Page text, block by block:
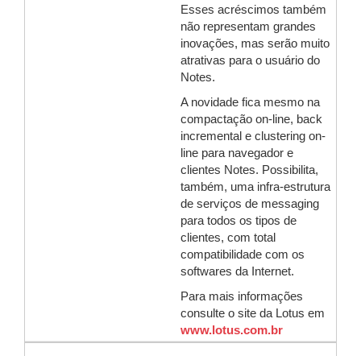
Esses acréscimos também
não representam grandes
inovações, mas serão muito
atrativas para o usuário do
Notes.
A novidade fica mesmo na
compactação on-line, back
incremental e clustering on-
line para navegador e
clientes Notes. Possibilita,
também, uma infra-estrutura
de serviços de messaging
para todos os tipos de
clientes, com total
compatibilidade com os
softwares da Internet.
Para mais informações
consulte o site da Lotus em
www.lotus.com.br